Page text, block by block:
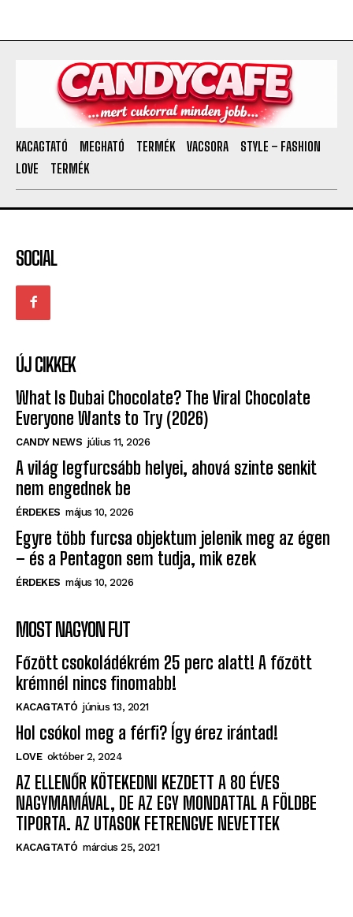
KACAGTATÓ MEGHATÓ TERMÉK VACSORA
STYLE – FASHION
LOVE
TERMÉK
SOCIAL
ÚJ CIKKEK
What Is Dubai Chocolate? The Viral Chocolate
Everyone Wants to Try (2026)
CANDY NEWS július 11, 2026
A világ legfurcsább helyei, ahová szinte senkit
nem engednek be
ÉRDEKES május 10, 2026
Egyre több furcsa objektum jelenik meg az égen
– és a Pentagon sem tudja, mik ezek
ÉRDEKES május 10, 2026
MOST NAGYON FUT
Főzött csokoládékrém 25 perc alatt! A főzött
krémnél nincs finomabb!
KACAGTATÓ június 13, 2021
Hol csókol meg a férfi? Így érez irántad!
LOVE október 2, 2024
AZ ELLENŐR KÖTEKEDNI KEZDETT A 80 ÉVES
NAGYMAMÁVAL, DE AZ EGY MONDATTAL A FÖLDBE
TIPORTA. AZ UTASOK FETRENGVE NEVETTEK
KACAGTATÓ március 25, 2021